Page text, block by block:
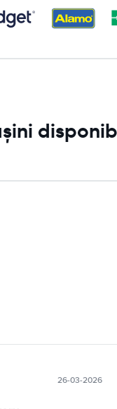
26-03-2026